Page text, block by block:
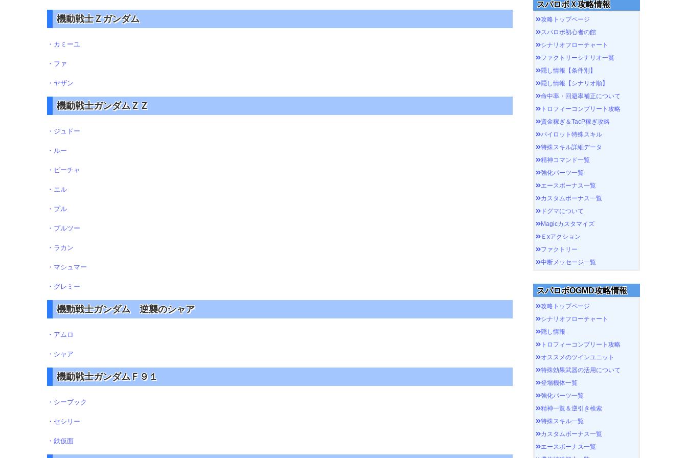
機動戦士Ｚガンダム
・カミーユ
・ファ
・ヤザン
機動戦士ガンダムＺＺ
・ジュドー
・ルー
・ビーチャ
・エル
・プル
・プルツー
・ラカン
・マシュマー
・グレミー
機動戦士ガンダム 逆襲のシャア
・アムロ
・シャア
機動戦士ガンダムＦ９１
・シーブック
・セシリー
・鉄仮面
スパロボＸ攻略情報
攻略トップページ
スパロボ初心者の館
シナリオフローチャート
ファクトリーシナリオ一覧
隠し情報【条件別】
隠し情報【シナリオ順】
命中率・回避率補正について
トロフィーコンプリート攻略
資金稼ぎ＆TacP稼ぎ攻略
パイロット特殊スキル
特殊スキル詳細データ
精神コマンド一覧
強化パーツ一覧
エースボーナス一覧
カスタムボーナス一覧
ドグマについて
Magicカスタマイズ
Ｅxアクション
ファクトリー
中断メッセージ一覧
スパロボOGMD攻略情報
攻略トップページ
シナリオフローチャート
隠し情報
トロフィーコンプリート攻略
オススメのツインユニット
特殊効果武器の活用について
登場機体一覧
強化パーツ一覧
精神一覧＆逆引き検索
特殊スキル一覧
カスタムボーナス一覧
エースボーナス一覧